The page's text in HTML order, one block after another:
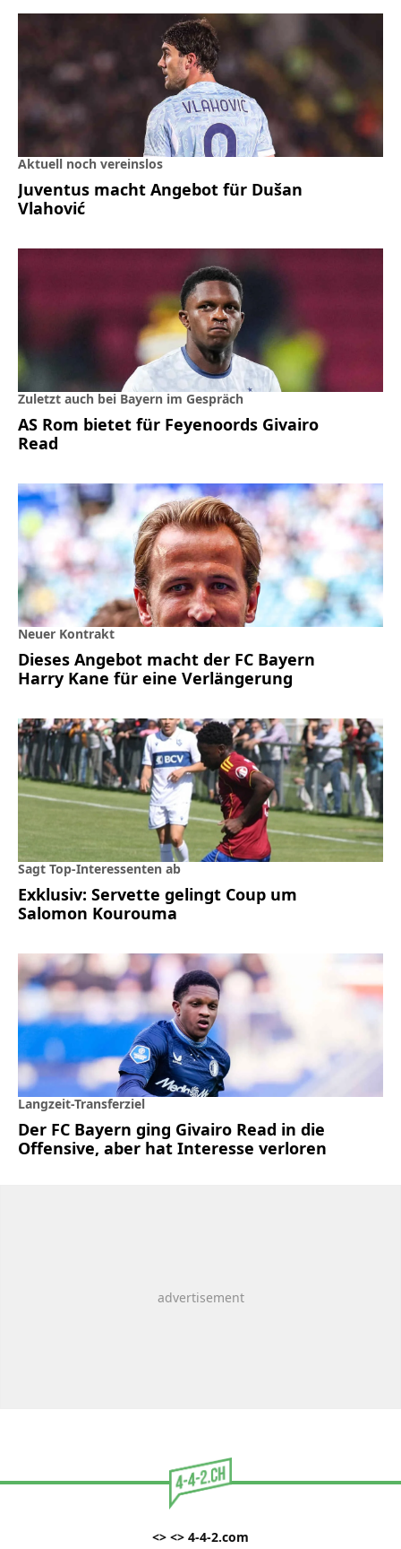
Aktuell noch vereinslos
Juventus macht Angebot für Dušan
Vlahović
Zuletzt auch bei Bayern im Gespräch
AS Rom bietet für Feyenoords Givairo
Read
Neuer Kontrakt
Dieses Angebot macht der FC Bayern
Harry Kane für eine Verlängerung
Sagt Top-Interessenten ab
Exklusiv: Servette gelingt Coup um
Salomon Kourouma
Langzeit-Transferziel
Der FC Bayern ging Givairo Read in die
Offensive, aber hat Interesse verloren
<> <> 4-4-2.com